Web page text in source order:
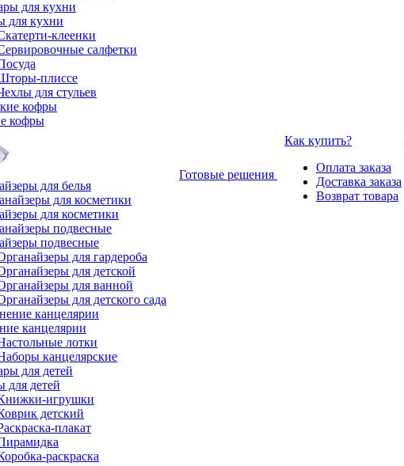
для кухни
клеенки
салфетки
плиссе
для стульев
кофры
для белья
для косметики
подвесные
для гардероба
для детской
для ванной
для детского сада
канцелярии
лотки
канцелярские
для детей
игрушки
детский
плакат
раскраска
Готовые решения
Как купить?
Оплата заказа
Доставка заказа
Возврат товара